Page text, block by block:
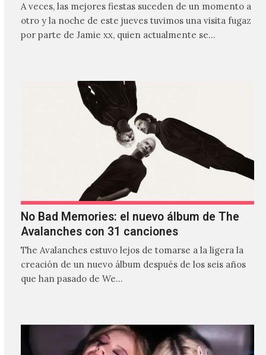
A veces, las mejores fiestas suceden de un momento a
otro y la noche de este jueves tuvimos una visita fugaz
por parte de Jamie xx, quien actualmente se
No Bad Memories: el nuevo álbum de The
Avalanches con 31 canciones
The Avalanches estuvo lejos de tomarse a la ligera la
creación de un nuevo álbum después de los seis años
que han pasado de We…